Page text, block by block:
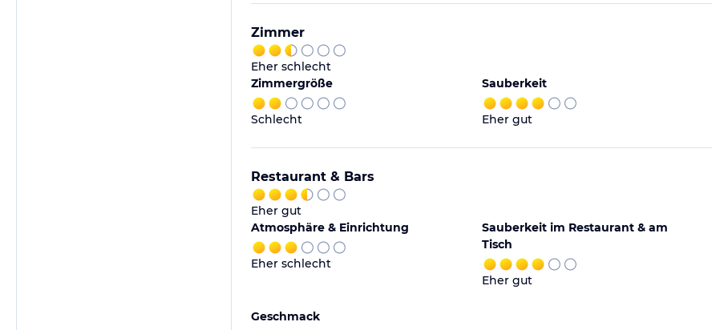
Zimmer
Eher schlecht
Zimmergröße
Schlecht
Sauberkeit
Eher gut
Restaurant & Bars
Eher gut
Atmosphäre & Einrichtung
Eher schlecht
Sauberkeit im Restaurant & am
Tisch
Eher gut
Geschmack